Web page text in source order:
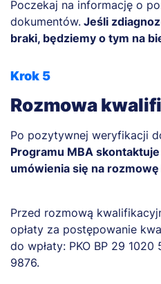
Poczekaj na informację o
dokumentów. Jeśli
braki, będziemy o tym na
Krok 5
Rozmowa
Po pozytywnej weryfikacji
Programu MBA
umówienia się na
Przed rozmową
opłaty za postępowanie
do wpłaty: PKO BP 29
9876.